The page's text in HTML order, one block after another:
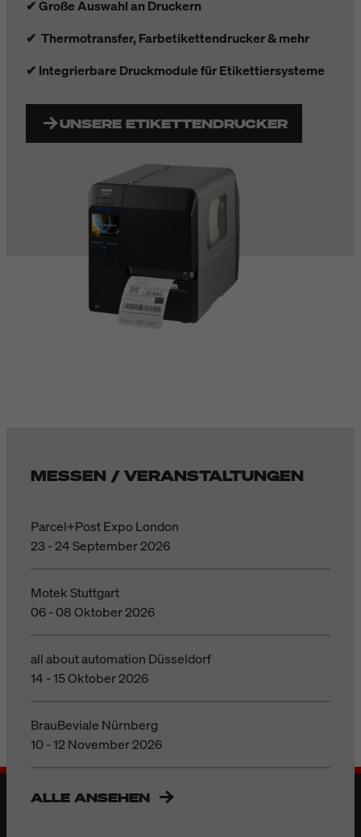
✔ Große Auswahl an Druckern
✔ Thermotransfer, Farbetikettendrucker & mehr
✔ Integrierbare Druckmodule für Etikettiersysteme
UNSERE ETIKETTENDRUCKER
MESSEN / VERANSTALTUNGEN
Parcel+Post Expo London
23 - 24 September 2026
Motek Stuttgart
06 - 08 Oktober 2026
all about automation Düsseldorf
14 - 15 Oktober 2026
BrauBeviale Nürnberg
10 - 12 November 2026
ALLE ANSEHEN